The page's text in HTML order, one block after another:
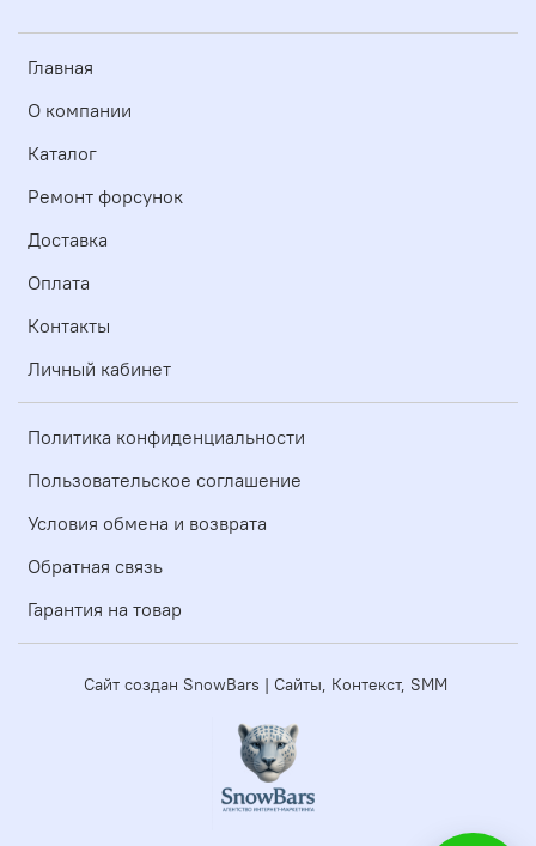
Главная
О компании
Каталог
Ремонт форсунок
Доставка
Оплата
Контакты
Личный кабинет
Политика конфиденциальности
Пользовательское соглашение
Условия обмена и возврата
Обратная связь
Гарантия на товар
Сайт создан SnowBars | Сайты, Контекст, SMM